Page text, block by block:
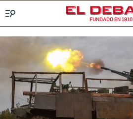
FUNDADO EN 1910